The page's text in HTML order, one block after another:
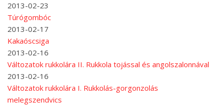
2013-02-23
Túrógombóc
2013-02-17
Kakaóscsiga
2013-02-16
Változatok rukkolára II. Rukkola tojással és angolszalonnával
2013-02-16
Változatok rukkolára I. Rukkolás-gorgonzolás
melegszendvics